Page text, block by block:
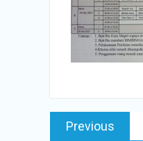
Navigasi
posPrevious